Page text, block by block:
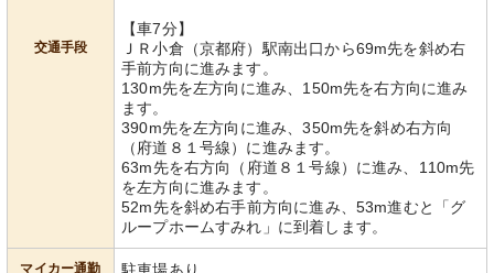
交通手段
【車7分】
ＪＲ小倉（京都府）駅南出口から69m先を斜め右
手前方向に進みます。
130m先を左方向に進み、150m先を右方向に進み
ます。
390m先を左方向に進み、350m先を斜め右方向
（府道８１号線）に進みます。
63m先を右方向（府道８１号線）に進み、110m先
を左方向に進みます。
52m先を斜め右手前方向に進み、53m進むと「グ
ループホームすみれ」に到着します。
マイカー通勤